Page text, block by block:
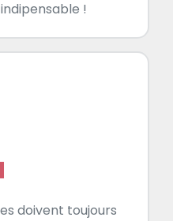
!
doivent toujours